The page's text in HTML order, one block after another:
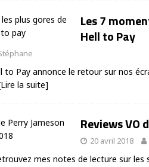
Les 7
Hell to Pay
to Pay annonce le retour sur nos
la suite]
Reviews VO
20 avril 2018
mes notes de lecture sur les